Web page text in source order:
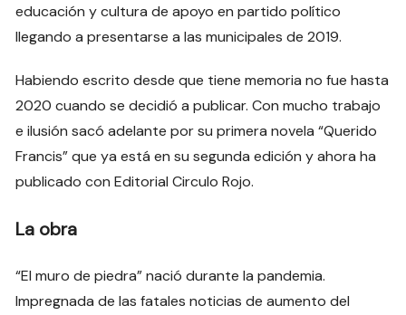
educación y cultura de apoyo en partido político
llegando a presentarse a las municipales de 2019.
Habiendo escrito desde que tiene memoria no fue hasta
2020 cuando se decidió a publicar. Con mucho trabajo
e ilusión sacó adelante por su primera novela “Querido
Francis” que ya está en su segunda edición y ahora ha
publicado con Editorial Circulo Rojo.
La obra
“El muro de piedra” nació durante la pandemia.
Impregnada de las fatales noticias de aumento del